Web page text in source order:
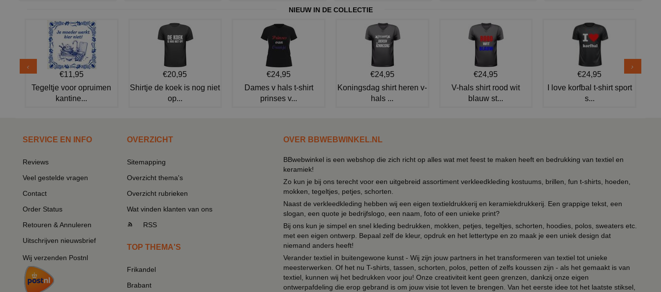
NIEUW IN DE COLLECTIE
€11,95
Tegeltje voor opruimen
kantine...
€20,95
Shirtje de koek is nog niet
op...
€24,95
Dames v hals t-shirt
prinses v...
€24,95
Koningsdag shirt heren v-
hals ...
€24,95
V-hals shirt rood wit
blauw st...
€24,95
I love korfbal t-shirt sport
s...
SERVICE EN INFO
Reviews
Veel gestelde vragen
Contact
Order Status
Retouren & Annuleren
Uitschrijven nieuwsbrief
Wij verzenden Postnl
OVERZICHT
Sitemapping
Overzicht thema's
Overzicht rubrieken
Wat vinden klanten van ons
RSS
TOP THEMA'S
Frikandel
Brabant
OVER BBWEBWINKEL.NL
BBwebwinkel is een webshop die zich richt op alles wat met feest te maken heeft en bedrukking van textiel en
keramiek!
Zo kun je bij ons terecht voor een uitgebreid assortiment verkleedkleding kostuums, brillen, fun t-shirts, hoeden,
mokken, tegeltjes, petjes, schorten.
Naast de verkleedkleding hebben wij een eigen textieldrukkerij en keramiekdrukkerij. Een grappige tekst, een
slogan, een quote je bedrijfslogo, een naam, foto of een unieke print?
Bij ons kun je simpel en snel kleding bedrukken, mokken, petjes, tegeltjes, schorten, hoodies, polos, sweaters etc.
met een eigen ontwerp. Bepaal zelf de kleur, opdruk en het lettertype en zo maak je een uniek design dat
niemand anders heeft!
Verander textiel in buitengewone kunst - Wij zijn jouw partners in het transformeren van textiel tot unieke
meesterwerken. Of het nu T-shirts, tassen, schorten, polos, petten of zelfs koussen zijn - als het gemaakt is van
textiel, kunnen wij het bedrukken voor jou! Onze creativiteit kent geen grenzen, dankzij onze eigen
ontwerpafdeling die erop gebrand is om jouw visie tot leven te brengen. Van het eerste idee tot het laatste stiksel,